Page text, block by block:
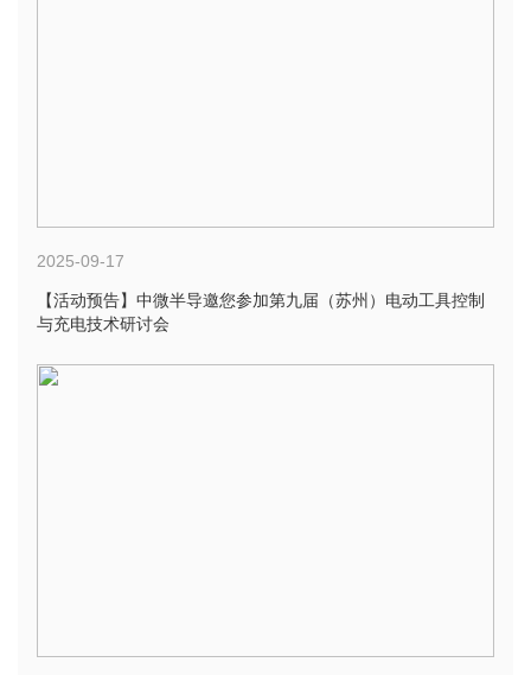
2025-09-17
【活动预告】中微半导邀您参加第九届（苏州）电动工具控制
与充电技术研讨会